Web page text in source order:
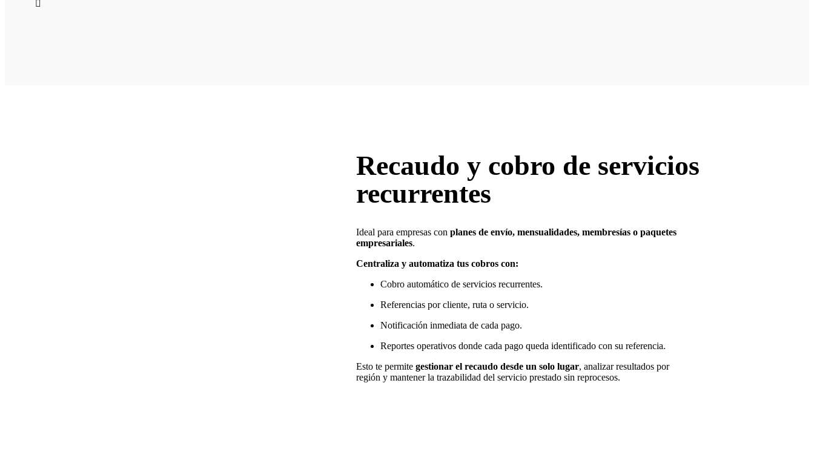
Recaudo y cobro de servicios
recurrentes
Ideal para empresas con planes de envío, mensualidades, membresías o paquetes
empresariales.
Centraliza y automatiza tus cobros con:
Cobro automático de servicios recurrentes.
Referencias por cliente, ruta o servicio.
Notificación inmediata de cada pago.
Reportes operativos donde cada pago queda identificado con su referencia.
Esto te permite gestionar el recaudo desde un solo lugar, analizar resultados por
región y mantener la trazabilidad del servicio prestado sin reprocesos.